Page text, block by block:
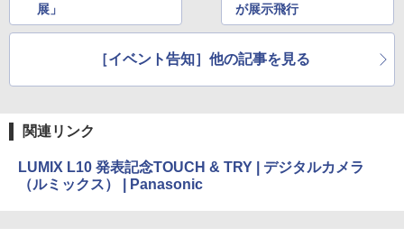
展」
が展示飛行
［イベント告知］他の記事を見る
関連リンク
LUMIX L10 発表記念TOUCH & TRY | デジタルカメラ
（ルミックス） | Panasonic